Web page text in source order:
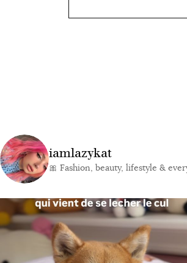
iamlazykat
🎀 Fashion, beauty, lifestyle &